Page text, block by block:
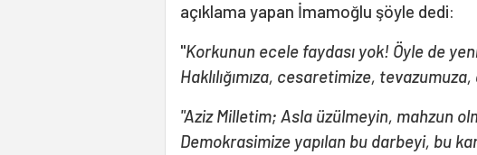
açıklama yapan İmamoğlu şöyle dedi:
"Korkunun ecele faydası yok! Öyle de
Haklılığımıza, cesaretimize,
"Aziz Milletim; Asla üzülmeyin, mahzun
Demokrasimize yapılan bu darbeyi, bu